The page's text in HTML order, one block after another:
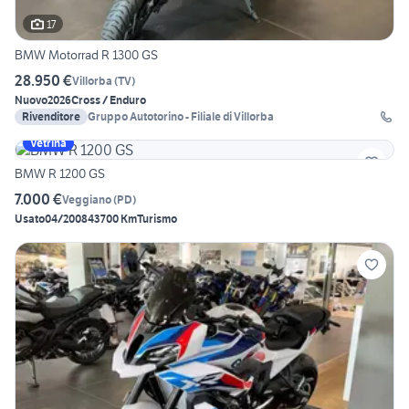
17
BMW Motorrad R 1300 GS
28.950 €Villorba (TV)
Nuovo2026Cross / Enduro
Rivenditore Gruppo Autotorino - Filiale di Villorba
Vetrina
BMW R 1200 GS
7.000 €Veggiano(PD)
Usato04/200843700 KmTurismo